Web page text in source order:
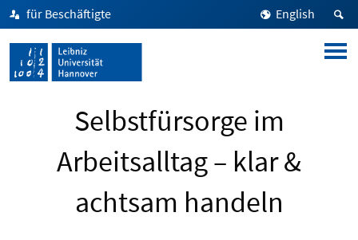
für Beschäftigte English
Selbstfürsorge im
Arbeitsalltag – klar &
achtsam handeln